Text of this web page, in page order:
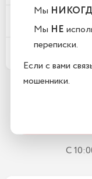
Какой срок
С
Мы
Мы НЕ
переписки.
Если с вами
мошенники.